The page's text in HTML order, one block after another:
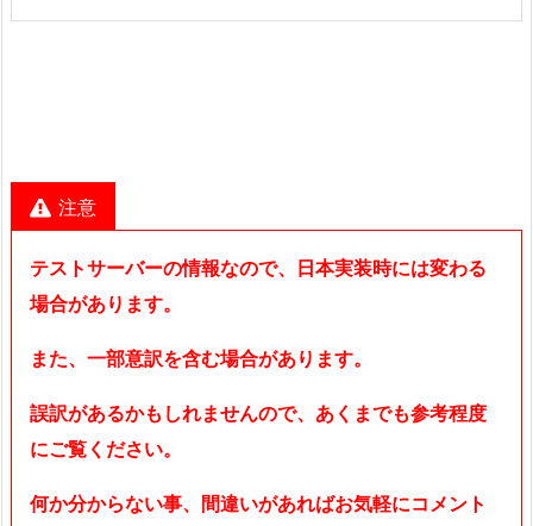
注意
テストサーバーの情報なので、日本実装時には変わる
場合があります。
また、一部意訳を含む場合があります。
誤訳があるかもしれませんので、あくまでも参考程度
にご覧ください。
何か分からない事、間違いがあればお気軽にコメント